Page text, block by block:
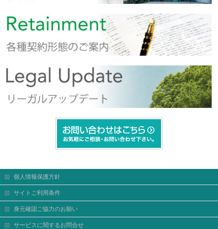
個人情報保護方針
サイトご利用条件
身元確認ご協力のお願い
サービスに関するお問合せ